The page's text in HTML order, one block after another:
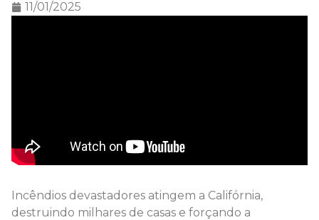
11/01/2025
Incêndios devastadores atingem a Califórnia,
destruindo milhares de casas e forçando a